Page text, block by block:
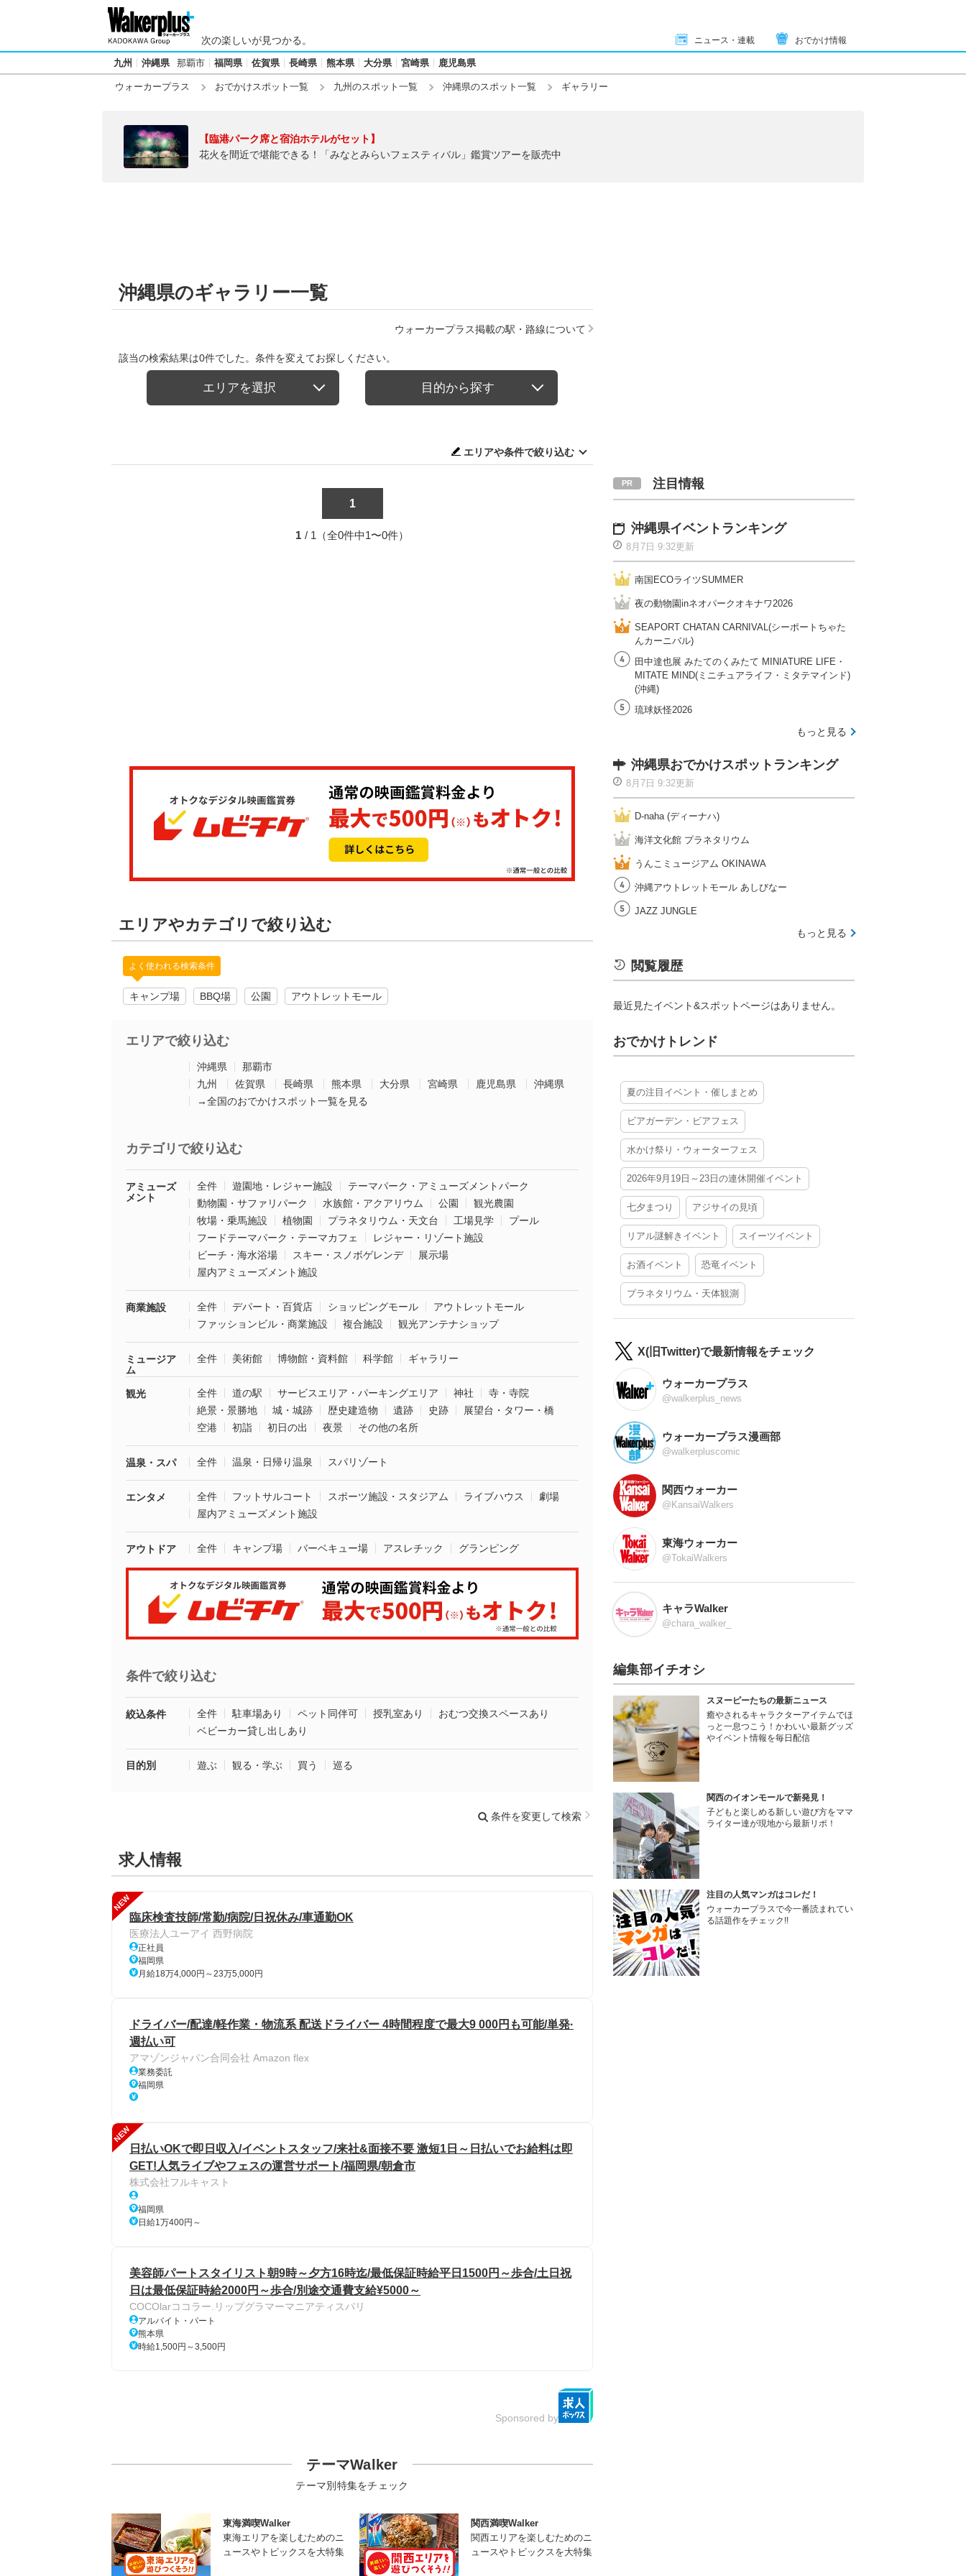
次の楽しいが見つかる。 ニュース・連載 おでかけ情報
九州 沖縄県 那覇市 福岡県 佐賀県 長崎県 熊本県 大分県 宮崎県 鹿児島県
ウォーカープラス おでかけスポット一覧 九州のスポット一覧 沖縄県のスポット一覧 ギャラリー
【臨港パーク席と宿泊ホテルがセット】
花火を間近で堪能できる！「みなとみらいフェスティバル」鑑賞ツアーを販売中
沖縄県のギャラリー一覧
ウォーカープラス掲載の駅・路線について
該当の検索結果は0件でした。条件を変えてお探しください。
エリアを選択 目的から探す
エリアや条件で絞り込む
1
1 / 1（全0件中1〜0件）
エリアやカテゴリで絞り込む
よく使われる検索条件
キャンプ場 BBQ場 公園 アウトレットモール
エリアで絞り込む
沖縄県
那覇市
九州
佐賀県 長崎県 熊本県 大分県 宮崎県 鹿児島県
沖縄県
→全国のおでかけスポット一覧を見る
カテゴリで絞り込む
アミューズ
メント
全件 遊園地・レジャー施設
テーマパーク・アミューズメントパーク
動物園・サファリパーク
水族館・アクアリウム 公園
観光農園
牧場・乗馬施設
植物園 プラネタリウム・天文台 工場見学
プール
フードテーマパーク・テーマカフェ
レジャー・リゾート施設
ビーチ・海水浴場
スキー・スノボゲレンデ
展示場
屋内アミューズメント施設
商業施設 全件 デパート・百貨店 ショッピングモール
アウトレットモール
ファッションビル・商業施設
複合施設 観光アンテナショップ
ミュージア
ム
全件 美術館 博物館・資料館 科学館 ギャラリー
観光 全件 道の駅 サービスエリア・パーキングエリア 神社
寺・寺院
絶景・景勝地
城・城跡 歴史建造物 遺跡 史跡
展望台・タワー・橋
空港
初詣 初日の出 夜景 その他の名所
温泉・スパ 全件 温泉・日帰り温泉 スパリゾート
エンタメ 全件 フットサルコート スポーツ施設・スタジアム ライブハウス
劇場
屋内アミューズメント施設
アウトドア 全件 キャンプ場 バーベキュー場 アスレチック グランピング
条件で絞り込む
絞込条件 全件 駐車場あり ペット同伴可 授乳室あり
おむつ交換スペースあり
ベビーカー貸し出しあり
目的別 遊ぶ 観る・学ぶ 買う 巡る
条件を変更して検索
求人情報
NEW
臨床検査技師/常勤/病院/日祝休み/車通勤OK
医療法人ユーアイ 西野病院
正社員
福岡県
月給18万4,000円～23万5,000円
ドライバー/配達/軽作業・物流系 配送ドライバー 4時間程度で最大9 000円も可能/単発·
週払い可
アマゾンジャパン合同会社 Amazon flex
業務委託
福岡県
NEW
日払いOKで即日収入/イベントスタッフ/来社&面接不要 激短1日～日払いでお給料は即
GET!人気ライブやフェスの運営サポート/福岡県/朝倉市
株式会社フルキャスト
福岡県
日給1万400円～
美容師パートスタイリスト朝9時～夕方16時迄/最低保証時給平日1500円～歩合/土日祝
日は最低保証時給2000円～歩合/別途交通費支給¥5000～
COCOlarココラー.リップグラマーマニアティスパリ
アルバイト・パート
熊本県
時給1,500円～3,500円
Sponsored by
テーマWalker
テーマ別特集をチェック
東海満喫Walker
東海エリアを楽しむためのニ
ュースやトピックスを大特集
関西満喫Walker
関西エリアを楽しむためのニ
ュースやトピックスを大特集
注目情報
沖縄県イベントランキング
8月7日 9:32更新
南国ECOライツSUMMER
夜の動物園inネオパークオキナワ2026
SEAPORT CHATAN CARNIVAL(シーポートちゃた
んカーニバル)
田中達也展 みたてのくみたて MINIATURE LIFE・
MITATE MIND(ミニチュアライフ・ミタテマインド)
(沖縄)
琉球妖怪2026
もっと見る
沖縄県おでかけスポットランキング
8月7日 9:32更新
D-naha (ディーナハ)
海洋文化館 プラネタリウム
うんこミュージアム OKINAWA
沖縄アウトレットモール あしびなー
JAZZ JUNGLE
もっと見る
閲覧履歴
最近見たイベント&スポットページはありません。
おでかけトレンド
夏の注目イベント・催しまとめ
ビアガーデン・ビアフェス
水かけ祭り・ウォーターフェス
2026年9月19日～23日の連休開催イベント
七夕まつり アジサイの見頃
リアル謎解きイベント スイーツイベント
お酒イベント 恐竜イベント
プラネタリウム・天体観測
X(旧Twitter)で最新情報をチェック
ウォーカープラス
@walkerplus_news
ウォーカープラス漫画部
@walkerpluscomic
関西ウォーカー
@KansaiWalkers
東海ウォーカー
@TokaiWalkers
キャラWalker
@chara_walker_
編集部イチオシ
スヌーピーたちの最新ニュース
癒やされるキャラクターアイテムでほ
っと一息つこう！かわいい最新グッズ
やイベント情報を毎日配信
関西のイオンモールで新発見！
子どもと楽しめる新しい遊び方をママ
ライター達が現地から最新リポ！
注目の人気マンガはコレだ！
ウォーカープラスで今一番読まれてい
る話題作をチェック!!